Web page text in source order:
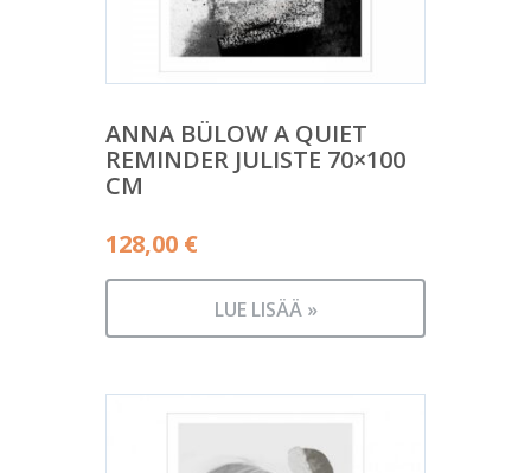
ANNA BÜLOW A QUIET
REMINDER JULISTE 70×100
CM
128,00 €
LUE LISÄÄ »